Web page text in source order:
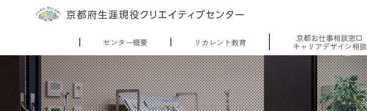
センター概要 リカレント教育
京都お仕事相談窓口
キャリアデザイン相談